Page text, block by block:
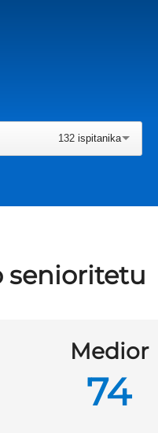
132 ispitanika
senioritetu
Medior
74